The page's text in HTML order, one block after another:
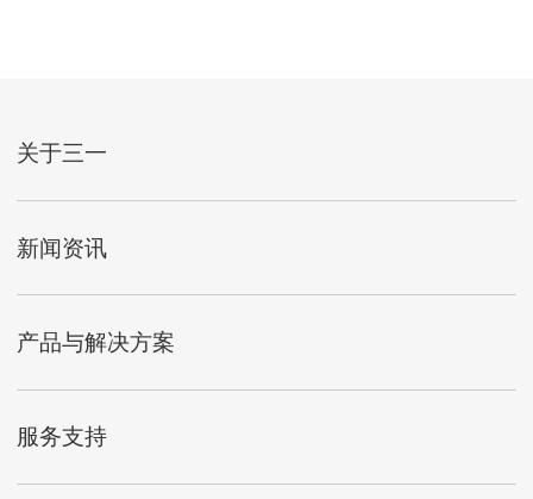
关于三一
新闻资讯
产品与解决方案
服务支持